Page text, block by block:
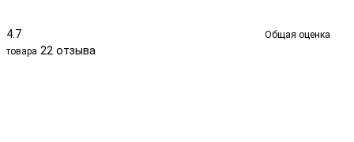
4.7
Общая оценка
товара 22 отзыва